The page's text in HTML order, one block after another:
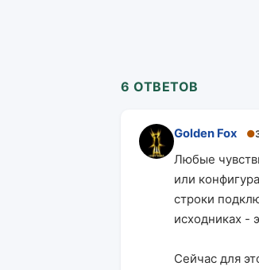
6 ОТВЕТОВ
Golden Fox ●
Любые
или
строки
исходниках -
Сейчас для